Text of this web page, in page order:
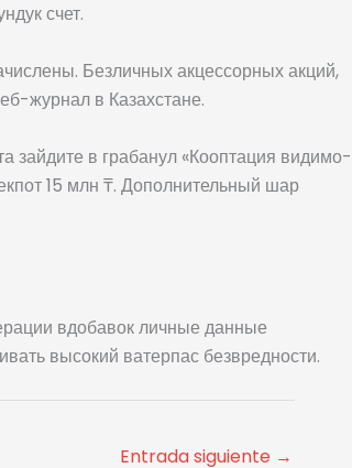
счет.
Безличных акцессорных акций,
журнал в Казахстане.
зайдите в грабанул «Кооптация видимо-
15 млн ₸. Дополнительный шар
вдобавок личные данные
высокий ватерпас безвредности.
Entrada siguiente →